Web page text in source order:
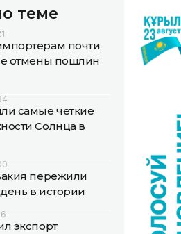
теме
почти
отмены пошлин
самые четкие
Солнца в
пережили
в истории
экспорт